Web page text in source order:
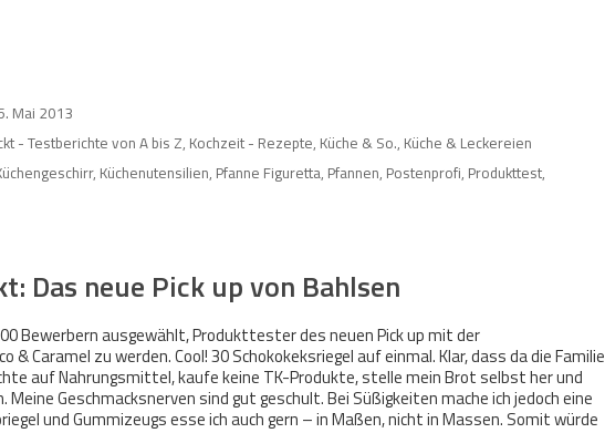
Mai 2013
- Testberichte von A bis Z, Kochzeit - Rezepte, Küche & So., Küche & Leckereien
, Küchenutensilien, Pfanne Figuretta, Pfannen, Postenprofi, Produkttest,
Das neue Pick up von Bahlsen
Bewerbern ausgewählt, Produkttester des neuen Pick up mit der
& Caramel zu werden. Cool! 30 Schokokeksriegel auf einmal. Klar, dass da die Familie
auf Nahrungsmittel, kaufe keine TK-Produkte, stelle mein Brot selbst her und
Meine Geschmacksnerven sind gut geschult. Bei Süßigkeiten mache ich jedoch eine
und Gummizeugs esse ich auch gern – in Maßen, nicht in Massen. Somit würde